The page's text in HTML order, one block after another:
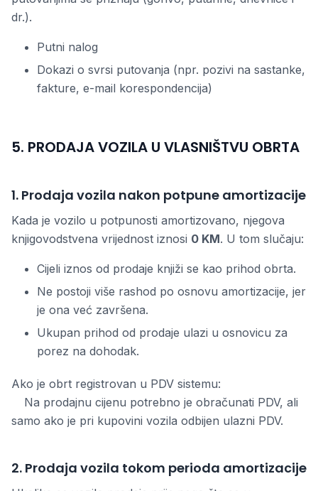
dr.).
Putni nalog
Dokazi o svrsi putovanja (npr. pozivi na sastanke,
fakture, e-mail korespondencija)
5. PRODAJA VOZILA U VLASNIŠTVU OBRTA
1. Prodaja vozila nakon potpune amortizacije
Kada je vozilo u potpunosti amortizovano, njegova
knjigovodstvena vrijednost iznosi 0 KM. U tom slučaju:
Cijeli iznos od prodaje knjiži se kao prihod obrta.
Ne postoji više rashod po osnovu amortizacije, jer
je ona već završena.
Ukupan prihod od prodaje ulazi u osnovicu za
porez na dohodak.
Ako je obrt registrovan u PDV sistemu:
Na prodajnu cijenu potrebno je obračunati PDV, ali
samo ako je pri kupovini vozila odbijen ulazni PDV.
2. Prodaja vozila tokom perioda amortizacije